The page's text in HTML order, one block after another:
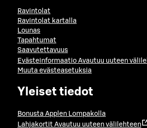
Ravintolat
Ravintolat kartalla
Lounas
Tapahtumat
Saavutettavuus
Evästeinformaatio Avautuu uuteen
Muuta evästeasetuksia
Yleiset tiedot
Bonusta Applen Lompakolla
Lahjakortit Avautuu uuteen välilehteen